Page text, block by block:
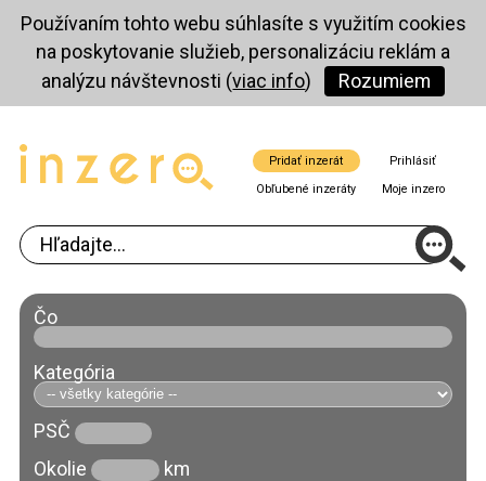
Používaním tohto webu súhlasíte s využitím cookies
na poskytovanie služieb, personalizáciu reklám a
analýzu návštevnosti (viac info) Rozumiem
Pridať inzerát
Prihlásiť
Obľubené inzeráty
Moje inzero
Čo
Kategória
PSČ
Okolie
km